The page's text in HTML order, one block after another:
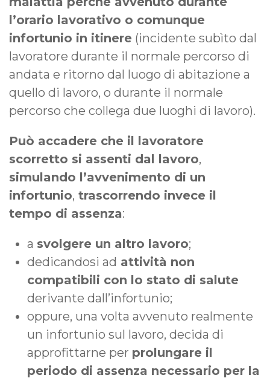
l’orario lavorativo o comunque
infortunio in itinere (incidente subìto dal
lavoratore durante il normale percorso di
andata e ritorno dal luogo di abitazione a
quello di lavoro, o durante il normale
percorso che collega due luoghi di lavoro).
Può accadere che il lavoratore
scorretto si assenti dal lavoro,
simulando l’avvenimento di un
infortunio, trascorrendo invece il
tempo di assenza:
a svolgere un altro lavoro;
dedicandosi ad attività non
compatibili con lo stato di salute
derivante dall’infortunio;
oppure, una volta avvenuto realmente
un infortunio sul lavoro, decida di
approfittarne per prolungare il
periodo di assenza necessario per la